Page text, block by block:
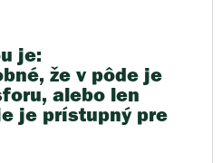
je:
že v pôde je
alebo len
je prístupný pre